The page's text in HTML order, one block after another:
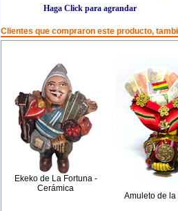
Haga Click para agrandar
Clientes que compraron este producto,
Ekeko de La Fortuna -
Cerámica
Amuleto de la